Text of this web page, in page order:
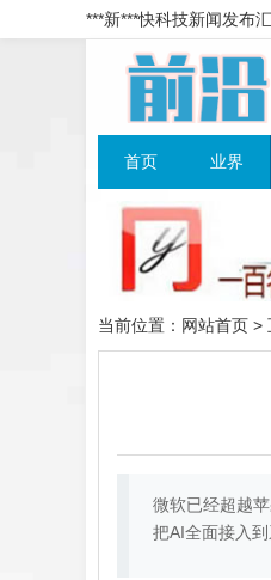
***新***快科技新闻发布
首页 业界
当前位置： 网站首页 >
微软已经超越
把AI全面接入